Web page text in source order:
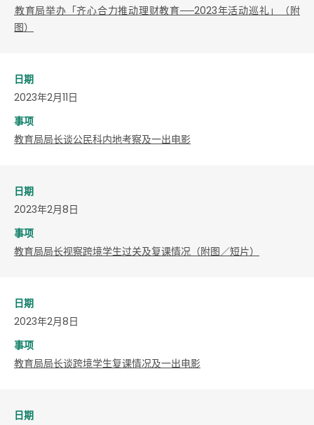
​教育局举办「齐心合力推动理财教育──2023年活动巡礼」（附
图）
日期
2023年2月11日
事项
教育局局长谈公民科内地考察及一出电影
日期
2023年2月8日
事项
教育局局长视察跨境学生过关及复课情况（附图／短片）
日期
2023年2月8日
事项
教育局局长谈跨境学生复课情况及一出电影
日期